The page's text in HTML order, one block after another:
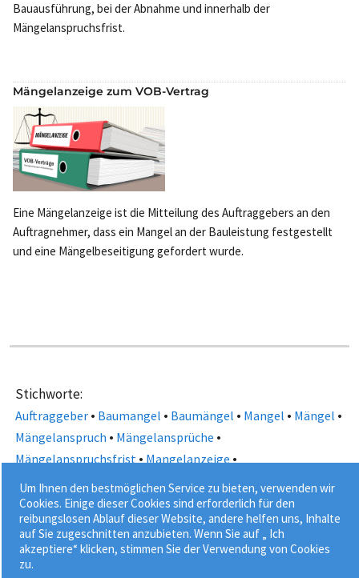
Bauausführung, bei der Abnahme und innerhalb der
Mängelanspruchsfrist.
Mängelanzeige zum VOB-Vertrag
Eine Mängelanzeige ist die Mitteilung des Auftraggebers an den
Auftragnehmer, dass ein Mangel an der Bauleistung festgestellt
und eine Mängelbeseitigung gefordert wurde.
Stichworte:
Auftraggeber • Baumangel • Baumängel • Mangel • Mängel •
Mängelanspruch • Mängelansprüche •
Mängelanspruchsfrist•Mangelanzeige•
Mangelbeseitigung • Mängelbeseitigung •
Öffentliche Auftraggeber•VOB Teil B•VOB/B•
VOB-Bauvertrag•VOB-Vertrag
Um Ihnen den bestmöglichen Service zu bieten, verwenden wir
Cookies. Einige dieser Cookies sind erforderlich für den
reibungslosen Ablauf dieser Website, andere helfen uns, Inhalte
auf Sie zugeschnitten anzubieten. Wenn Sie auf „ Ich
akzeptiere“ klicken, stimmen Sie der Verwendung von Cookies
zu.